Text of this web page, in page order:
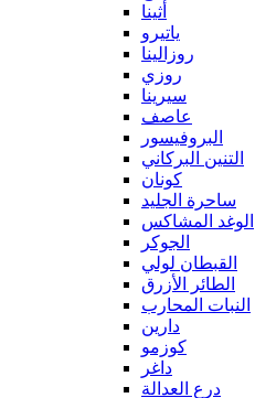
أثينا
ياتيرو
روزالينا
روزي
سيرينا
عاصف
البروفيسور
التنين البركاني
كونان
ساحرة الجليد
الوغد المشاكس
الجوكر
القبطان لولي
الطائر الأزرق
النبات المحارب
دارين
كوزمو
داغر
درع العدالة